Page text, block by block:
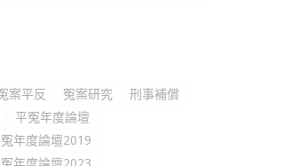
案平反 冤案研究
刑事補償
平冤年度論壇
年度論壇2019
年度論壇2023